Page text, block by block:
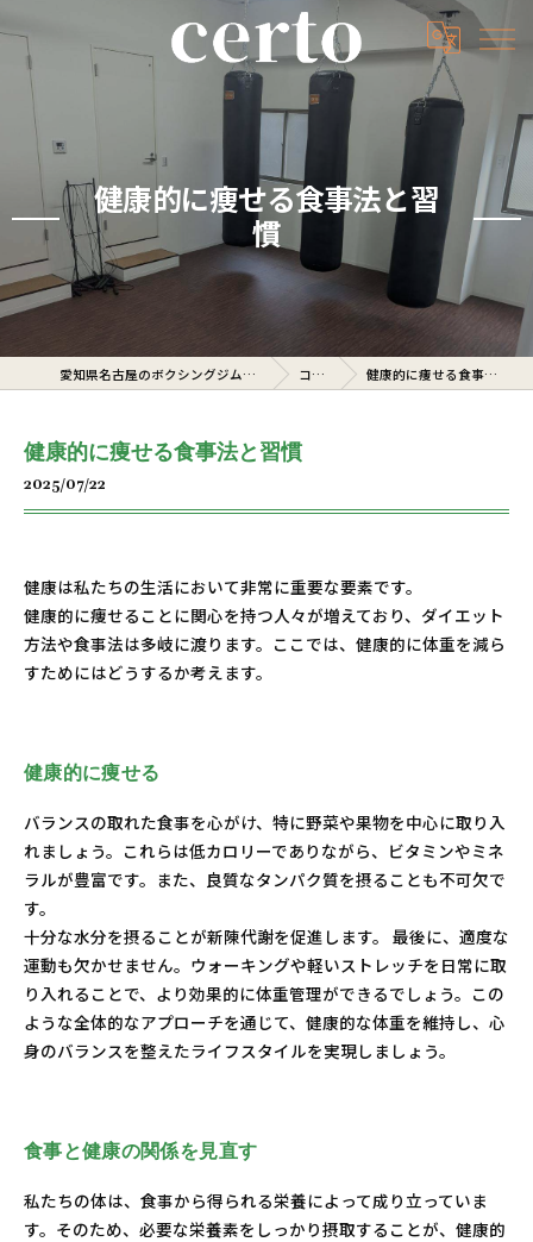
健康的に痩せる食事法と習
慣
愛知県名古屋のボクシングジムならcerto コラム 健康的に痩せる食事法と習慣
健康的に痩せる食事法と習慣
2025/07/22
健康は私たちの生活において非常に重要な要素です。
健康的に痩せることに関心を持つ人々が増えており、ダイエット
方法や食事法は多岐に渡ります。ここでは、健康的に体重を減ら
すためにはどうするか考えます。
健康的に痩せる
バランスの取れた食事を心がけ、特に野菜や果物を中心に取り入
れましょう。これらは低カロリーでありながら、ビタミンやミネ
ラルが豊富です。また、良質なタンパク質を摂ることも不可欠で
す。
十分な水分を摂ることが新陳代謝を促進します。 最後に、適度な
運動も欠かせません。ウォーキングや軽いストレッチを日常に取
り入れることで、より効果的に体重管理ができるでしょう。この
ような全体的なアプローチを通じて、健康的な体重を維持し、心
身のバランスを整えたライフスタイルを実現しましょう。
食事と健康の関係を見直す
私たちの体は、食事から得られる栄養によって成り立っていま
す。そのため、必要な栄養素をしっかり摂取することが、健康的